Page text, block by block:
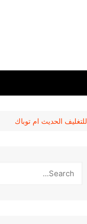
الحديث ام توباك